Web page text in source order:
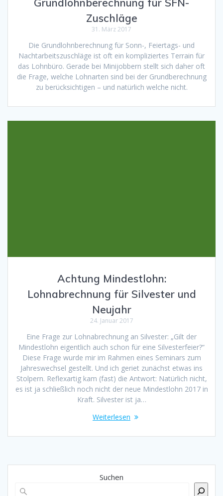
Grundlohnberechnung für SFN-
Zuschläge
31. März 2017
Die Grundlohnberechnung für Sonn-, Feiertags- und
Nachtarbeitszuschläge ist oft ein kompliziertes Terrain für
das Lohnbüro. Gerade bei Minijobbern stellt sich daher oft
die Frage, welche Lohnarten sind bei der Grundberechnung
zu berücksichtigen – und natürlich welche nicht.
Achtung Mindestlohn:
Lohnabrechnung für Silvester und
Neujahr
24. Januar 2017
Eine Frage zur Lohnabrechnung an Silvester: „Gilt der
Mindestlohn eigentlich auch schon für eine Silvesterfeier?“
Diese Frage wurde mir im Rahmen eines Seminars zum
Jahreswechsel gestellt. Und ich geriet zunächst etwas ins
Stolpern. Reflexartig kam (fast) die Antwort: Natürlich nicht,
es ist ja schließlich noch nicht der neue Mindestlohn 2017 in
Kraft. Silvester ist ja…
Weiterlesen
Suchen